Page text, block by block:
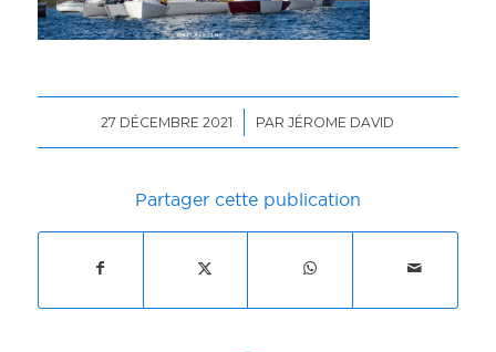
27 DÉCEMBRE 2021
/ PARJÉROME DAVID
Partager cette publication